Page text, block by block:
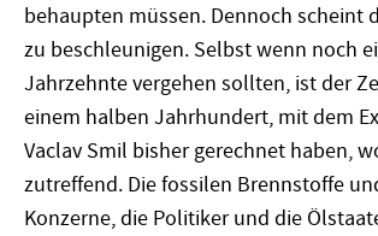
behaupten müssen. Dennoch scheint
zu beschleunigen. Selbst wenn noch
Jahrzehnte vergehen sollten, ist der
einem halben Jahrhundert, mit dem
Vaclav Smil bisher gerechnet haben,
zutreffend. Die fossilen Brennstoffe
Konzerne, die Politiker und die